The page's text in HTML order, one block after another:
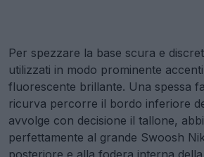
Per spezzare la base scura e
utilizzati in modo prominente
fluorescente brillante. Una spessa
ricurva percorre il bordo inferiore
avvolge con decisione il tallone,
perfettamente al grande Swoosh
posteriore e alla fodera interna